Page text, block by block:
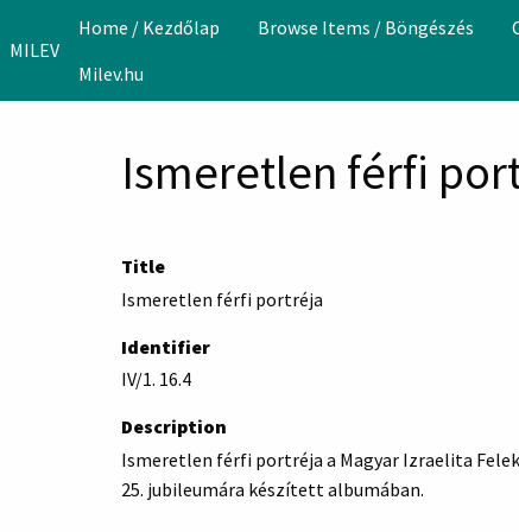
MILEV
Home / Kezdőlap Browse Items / Böngészés
Milev.hu
Ismeretlen férfi
Title
Ismeretlen férfi portréja
Identifier
IV/1. 16.4
Description
Ismeretlen férfi portréja a Magyar Izraelita
25. jubileumára készített albumában.